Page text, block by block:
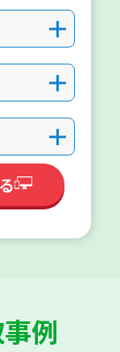
＋
＋
＋
例